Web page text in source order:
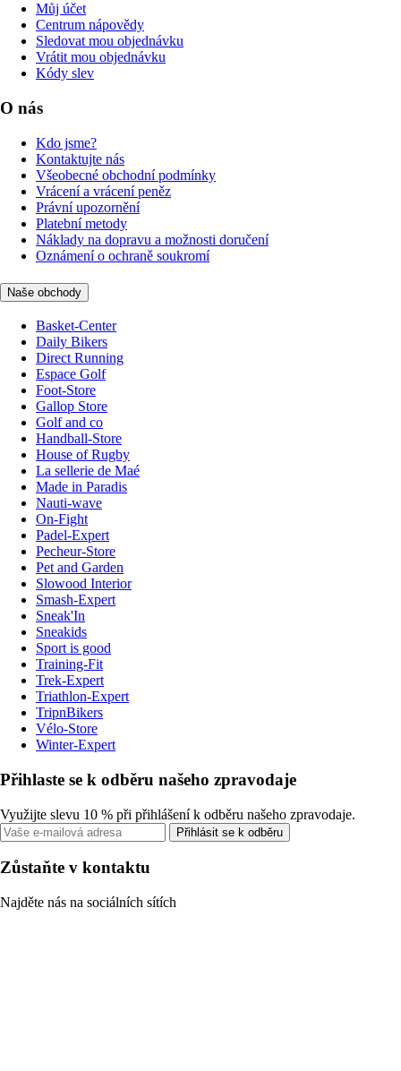
Můj účet
Centrum nápovědy
Sledovat mou objednávku
Vrátit mou objednávku
Kódy slev
O nás
Kdo jsme?
Kontaktujte nás
Všeobecné obchodní podmínky
Vrácení a vrácení peněz
Právní upozornění
Platební metody
Náklady na dopravu a možnosti doručení
Oznámení o ochraně soukromí
Naše obchody
Basket-Center
Daily Bikers
Direct Running
Espace Golf
Foot-Store
Gallop Store
Golf and co
Handball-Store
House of Rugby
La sellerie de Maé
Made in Paradis
Nauti-wave
On-Fight
Padel-Expert
Pecheur-Store
Pet and Garden
Slowood Interior
Smash-Expert
Sneak'In
Sneakids
Sport is good
Training-Fit
Trek-Expert
Triathlon-Expert
TripnBikers
Vélo-Store
Winter-Expert
Přihlaste se k odběru našeho zpravodaje
Využijte slevu 10 % při přihlášení k odběru našeho zpravodaje.
Přihlásit se k odběru
Zůstaňte v kontaktu
Najděte nás na sociálních sítích